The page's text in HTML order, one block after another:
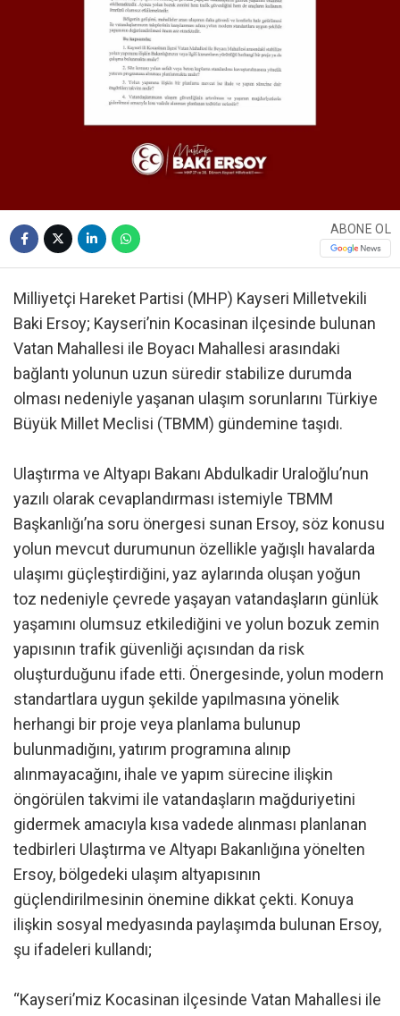
ABONE OL
Milliyetçi Hareket Partisi (MHP) Kayseri Milletvekili
Baki Ersoy; Kayseri’nin Kocasinan ilçesinde bulunan
Vatan Mahallesi ile Boyacı Mahallesi arasındaki
bağlantı yolunun uzun süredir stabilize durumda
olması nedeniyle yaşanan ulaşım sorunlarını Türkiye
Büyük Millet Meclisi (TBMM) gündemine taşıdı.
Ulaştırma ve Altyapı Bakanı Abdulkadir Uraloğlu’nun
yazılı olarak cevaplandırması istemiyle TBMM
Başkanlığı’na soru önergesi sunan Ersoy, söz konusu
yolun mevcut durumunun özellikle yağışlı havalarda
ulaşımı güçleştirdiğini, yaz aylarında oluşan yoğun
toz nedeniyle çevrede yaşayan vatandaşların günlük
yaşamını olumsuz etkilediğini ve yolun bozuk zemin
yapısının trafik güvenliği açısından da risk
oluşturduğunu ifade etti. Önergesinde, yolun modern
standartlara uygun şekilde yapılmasına yönelik
herhangi bir proje veya planlama bulunup
bulunmadığını, yatırım programına alınıp
alınmayacağını, ihale ve yapım sürecine ilişkin
öngörülen takvimi ile vatandaşların mağduriyetini
gidermek amacıyla kısa vadede alınması planlanan
tedbirleri Ulaştırma ve Altyapı Bakanlığına yönelten
Ersoy, bölgedeki ulaşım altyapısının
güçlendirilmesinin önemine dikkat çekti. Konuya
ilişkin sosyal medyasında paylaşımda bulunan Ersoy,
şu ifadeleri kullandı;
“Kayseri’miz Kocasinan ilçesinde Vatan Mahallesi ile